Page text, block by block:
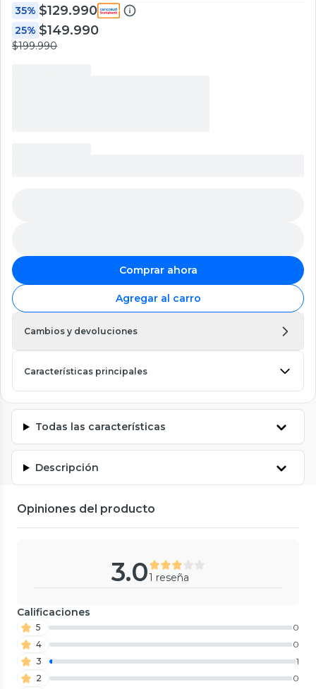
35% $129.990
25% $149.990
$199.990
Comprar ahora
Agregar al carro
Cambios y devoluciones
Características principales
Todas las características
Descripción
Opiniones del producto
3.01 reseña
Calificaciones
5
0
4
0
3
1
2
0